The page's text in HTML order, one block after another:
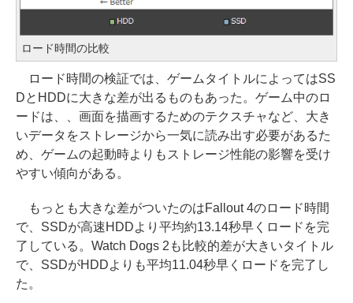
ロード時間の比較
ロード時間の検証では、ゲームタイトルによってはSS
DとHDDに大きな差が出るものもあった。ゲーム中のロ
ードは、、画面を描画するためのテクスチャなど、大き
いデータをストレージから一気に読み出す必要があるた
め、ゲームの起動時よりもストレージ性能の影響を受け
やすい傾向がある。
もっとも大きな差がついたのはFallout 4のロード時間
で、SSDが高速HDDより平均約13.14秒早くロードを完
了している。Watch Dogs 2も比較的差が大きいタイトル
で、SSDがHDDよりも平均11.04秒早くロードを完了し
た。